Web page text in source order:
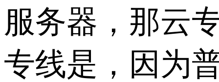
服务器，那云
专线是，因为